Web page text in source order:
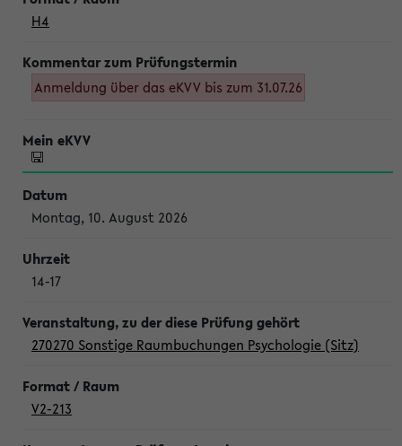
H4
Anmeldung über das eKVV bis zum 31.07.26
Montag, 10. August 2026
14-17
270270 Sonstige Raumbuchungen Psychologie (Sitz)
V2-213